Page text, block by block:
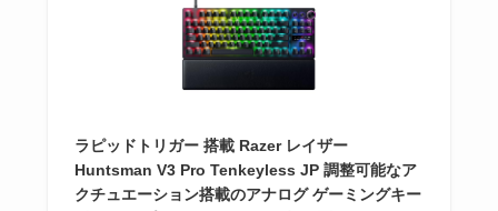
ラピッドトリガー 搭載 Razer レイザー
Huntsman V3 Pro Tenkeyless JP 調整可能なア
クチュエーション搭載のアナログ ゲーミングキー